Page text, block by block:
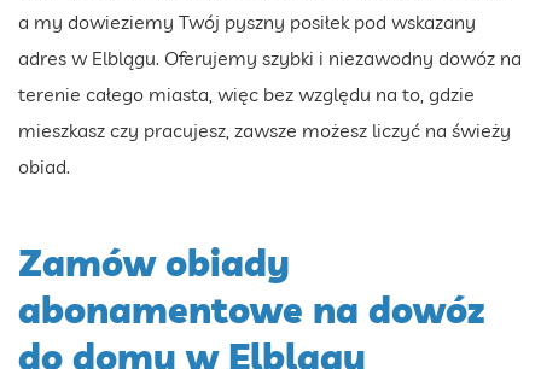
a my dowieziemy Twój pyszny posiłek pod wskazany
adres w Elblągu. Oferujemy szybki i niezawodny dowóz na
terenie całego miasta, więc bez względu na to, gdzie
mieszkasz czy pracujesz, zawsze możesz liczyć na świeży
obiad.
Zamów obiady
abonamentowe na dowóz
do domu w Elblągu